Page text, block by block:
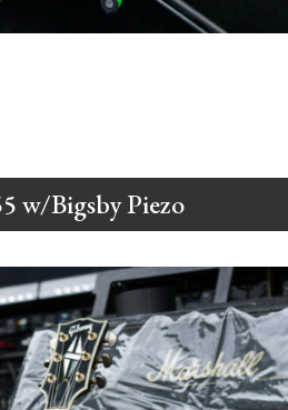
w/Bigsby Piezo